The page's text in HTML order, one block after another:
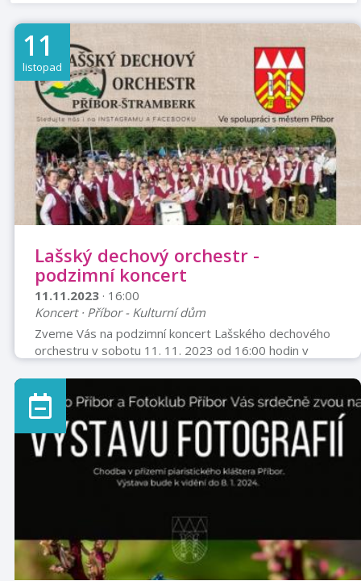
11
listopad
Lašský dechový orchestr -
podzimní koncert
11.11.2023 · 16:00
Koncert · Příbor - Kulturní dům
Zveme Vás na podzimní koncert Lašského dechového
orchestru v sobotu 11. 11. 2023 od 16:00 hodin v
činí 100 Kč, děti jsou ZDARMA. Těšíme se na Vás.